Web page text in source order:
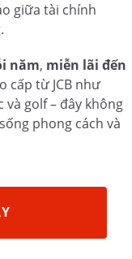
giữa tài chính
năm, miễn lãi đến
cấp từ JCB như
golf – đây không
phong cách và